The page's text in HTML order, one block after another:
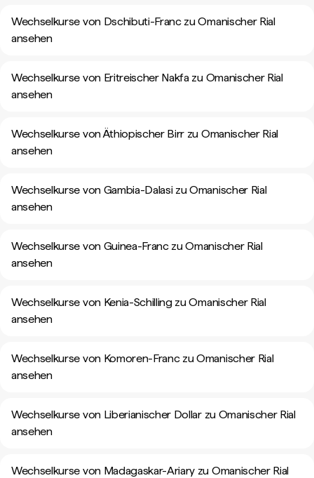
Wechselkurse von Dschibuti-Franc zu Omanischer Rial
ansehen
Wechselkurse von Eritreischer Nakfa zu Omanischer Rial
ansehen
Wechselkurse von Äthiopischer Birr zu Omanischer Rial
ansehen
Wechselkurse von Gambia-Dalasi zu Omanischer Rial
ansehen
Wechselkurse von Guinea-Franc zu Omanischer Rial
ansehen
Wechselkurse von Kenia-Schilling zu Omanischer Rial
ansehen
Wechselkurse von Komoren-Franc zu Omanischer Rial
ansehen
Wechselkurse von Liberianischer Dollar zu Omanischer Rial
ansehen
Wechselkurse von Madagaskar-Ariary zu Omanischer Rial